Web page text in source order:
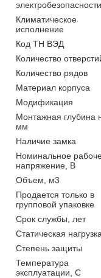
электробезопасности
Климатическое
исполнение
Код ТН ВЭД
Количество
Количество рядов
Материал корпуса
Модификация
Монтажная глубина
мм
Наличие замка
Номинальное
напряжение, В
Объем, м3
Продается только в
групповой упаковке
Срок службы, лет
Статическая
Степень защиты
Температура
эксплуатации, С